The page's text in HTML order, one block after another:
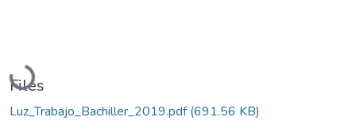
Loading...
Files
Luz_Trabajo_Bachiller_2019.pdf(691.56 KB)